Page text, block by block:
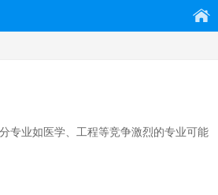
专业如医学、工程等竞争激烈的专业可能